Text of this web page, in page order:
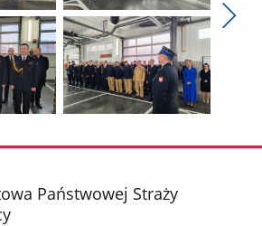
Pokaż
zdjęcie
2
z
galerii.
zdjęcie
galerii.
Państwowej Straży